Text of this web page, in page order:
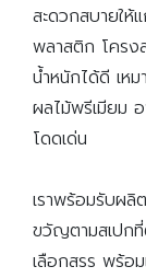
สะดวกสบายใ
พลาสติก โครง
น้ำหนักได้ดี เห
ผลไม้พรีเมียม
โดดเด่น
เราพร้อมรับผ
ขวัญตามสเปกที่
เลือกสรร พร้อ